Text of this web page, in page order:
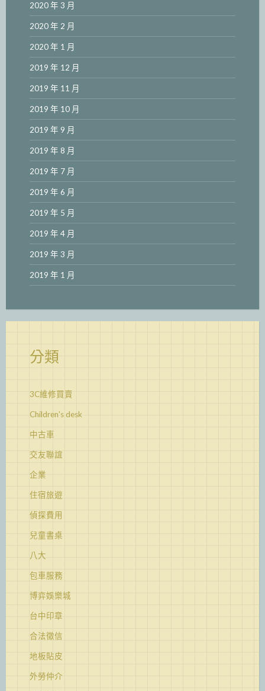
2020 年 3 月
2020 年 2 月
2020 年 1 月
2019 年 12 月
2019 年 11 月
2019 年 10 月
2019 年 9 月
2019 年 8 月
2019 年 7 月
2019 年 6 月
2019 年 5 月
2019 年 4 月
2019 年 3 月
2019 年 1 月
分類
3C維修買賣
Children's desk
中古車
交友聯誼
企業
住宿旅遊
偵探費用
兒童書桌
八大
包車服務
博弈娛樂城
台中印章
合法徵信
地板貼皮
外勞仲介